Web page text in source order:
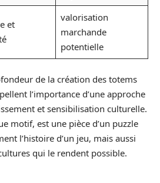
et
valorisation
marchande
potentielle
de la création des totems
l’importance d’une approche
et sensibilisation culturelle.
motif, est une pièce d’un puzzle
l’histoire d’un jeu, mais aussi
qui le rendent possible.